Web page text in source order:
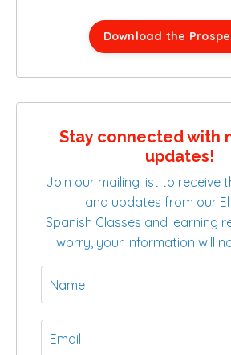
Download the
Stay connected with
updates!
Join our mailing list to receive
and updates from our
Spanish Classes and learning
worry, your information will